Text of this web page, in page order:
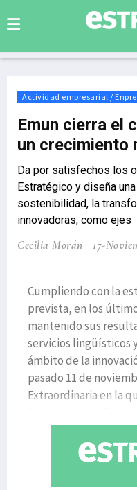
Actividad empresarial /
Emun cierra el
un crecimiento
Da por satisfechos los
Estratégico y diseña
sostenibilidad, la
innovadoras, como ejes
Cecilia Morán 17-
Cumpliendo con la
prevista, en los
mantenido sus
servicios lingüísticos
ámbito de la
pasado 11 de
Extraordinaria en la